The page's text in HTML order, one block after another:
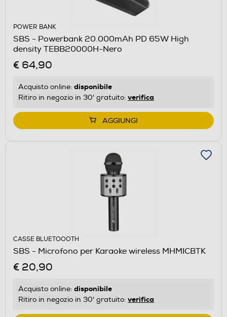
POWER BANK
SBS - Powerbank 20.000mAh PD 65W High
density TEBB20000H-Nero
€ 64,90
Acquisto online: disponibile
Ritiro in negozio in 30' gratuito: verifica
AGGIUNGI
CASSE BLUETOOOTH
SBS - Microfono per Karaoke wireless MHMICBTK
€ 20,90
Acquisto online: disponibile
Ritiro in negozio in 30' gratuito: verifica